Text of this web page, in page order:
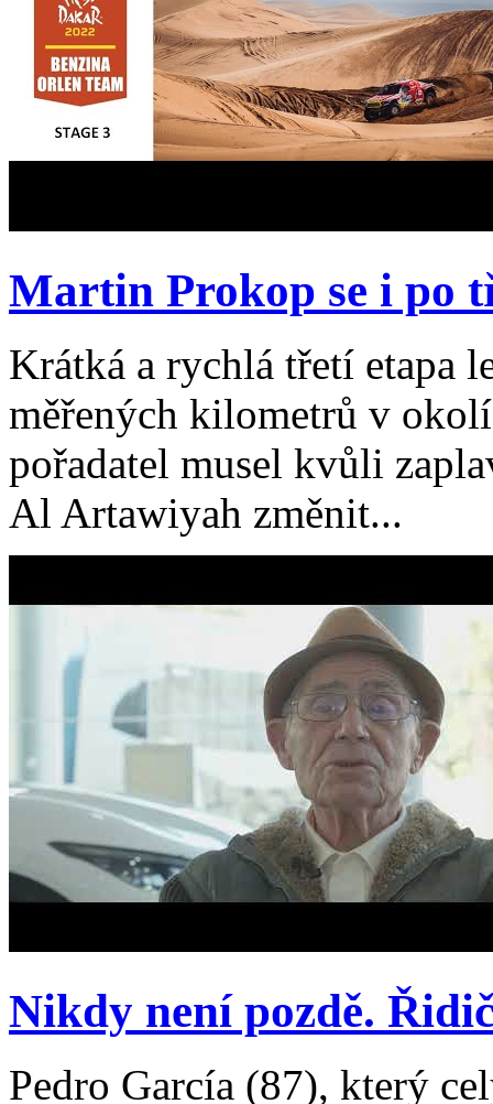
Martin Prokop se i po
Krátká a rychlá třetí etapa
měřených kilometrů v
pořadatel musel kvůli
Al Artawiyah změnit...
Nikdy není pozdě.
Pedro García (87), který